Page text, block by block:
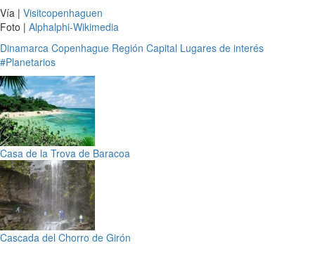
Vía | Visitcopenhaguen
Foto | Alphalphi-Wikimedia
Dinamarca Copenhague Región Capital Lugares de interés
#Planetarios
Casa de la Trova de Baracoa
Cascada del Chorro de Girón